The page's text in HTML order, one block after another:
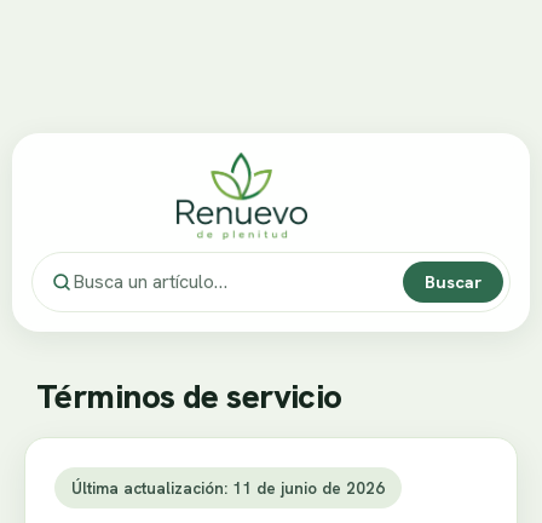
Buscar
Términos de servicio
Última actualización: 11 de junio de 2026